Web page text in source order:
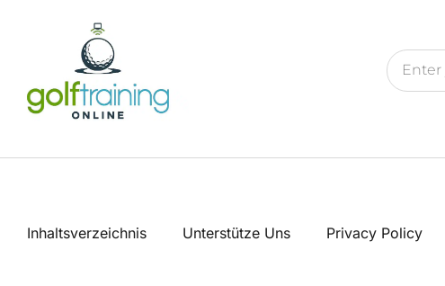
Inhaltsverzeichnis Unterstütze Uns Privacy Policy